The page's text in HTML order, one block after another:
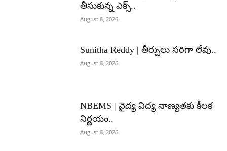
తీసుకున్న ఎక్స్..
August 8, 2026
Sunitha Reddy | తీర్పులు సరిగా లేవు..
August 8, 2026
NBEMS | వైద్య విద్య నాణ్యతకు కీలక
నిర్ణయం..
August 8, 2026